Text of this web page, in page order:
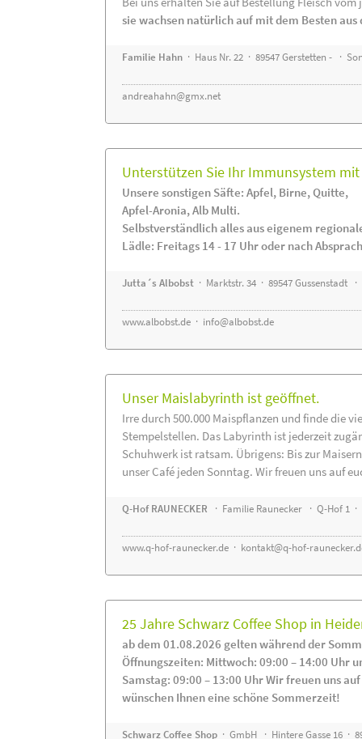
sie wachsen natürlich auf mit dem Besten aus
Familie Hahn · Haus Nr. 22 · 89547 Gerstetten - ·
andreahahn@gmx.net
Unterstützen Sie Ihr Immunsystem
Unsere sonstigen Säfte: Apfel, Birne, Quitte,
Apfel-Aronia, Alb Multi.
Selbstverständlich alles aus eigenem
Lädle: Freitags 14 - 17 Uhr oder nach
Jutta´s Albobst · Marktstr. 34 · 89547 Gussenstadt ·
www.albobst.de · info@albobst.de
Unser Maislabyrinth ist geöffnet.
Irre durch 500.000 Maispflanzen und finde die
Stempelstellen. Das Labyrinth ist jederzeit
Schuhwerk ist ratsam. Übrigens: Bis zur
unser Café jeden Sonntag. Wir freuen uns auf
Q-Hof RAUNECKER · Familie Raunecker · Q-Hof 1
www.q-hof-raunecker.de · kontakt@q-hof-
25 Jahre Schwarz Coffee Shop in
ab dem 01.08.2026 gelten während der
Öffnungszeiten: Mittwoch: 09:00 – 14:00 Uhr
Samstag: 09:00 – 13:00 Uhr Wir freuen uns
wünschen Ihnen eine schöne Sommerzeit!
Schwarz Coffee Shop · GmbH · Hintere Gasse 16 ·